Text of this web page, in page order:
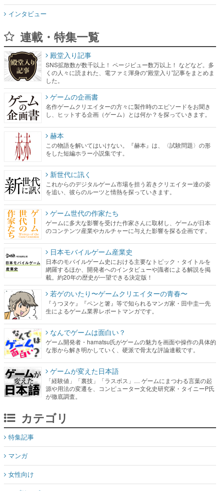
インタビュー
連載・特集一覧
殿堂入り記事
SNS拡散数が数千以上！ ページビュー数万以上！ などなど。多
くの人々に読まれた、電ファミ渾身の“殿堂入り”記事をまとめま
した。
ゲームの企画書
名作ゲームクリエイターの方々に製作時のエピソードをお聞き
し、ヒットする企画（ゲーム）とは何か？を探っていきます。
赫本
この物語を解いてはいけない。『赫本』は、〈試験問題〉の形
をした短編ホラー小説集です。
新世代に訊く
これからのデジタルゲーム市場を担う若きクリエイター達の姿
を追い、彼らのルーツと情熱を探っていきます。
ゲーム世代の作家たち
ゲームに多大な影響を受けた作家さんに取材し、ゲームが日本
のコンテンツ産業やカルチャーに与えた影響を探る企画です。
日本モバイルゲーム産業史
日本のモバイルゲーム史における主要なトピック・タイトルを
網羅するほか、開発者へのインタビューや識者による解説を掲
載。約20年の歴史が一望できる決定版！
若ゲのいたり〜ゲームクリエイターの青春〜
『うつヌケ』『ペンと箸』等で知られるマンガ家・田中圭一先
生によるゲーム業界レポートマンガです。
なんでゲームは面白い？
ゲーム開発者・hamatsu氏がゲームの魅力を画面や操作の具体的
な形から解き明かしていく、硬派で骨太な評論連載です。
ゲームが変えた日本語
「経験値」「裏技」「ラスボス」… ゲームにまつわる言葉の起
源や用法の変遷を、コンピューター文化史研究家・タイニーP氏
が徹底調査。
カテゴリ
特集記事
マンガ
女性向け